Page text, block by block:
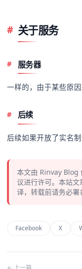
关于服务
服务器
一样的，由于某些原
后续
后续如果开放了实名
本文由 Rinvay Blog
议进行许可。本站
译，转载前请务必署
Facebook X